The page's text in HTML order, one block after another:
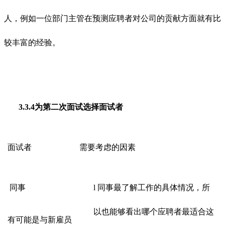
人，例如一位部门主管在预测应聘者对公司的贡献方面就有比
较丰富的经验。
3.3.4为第二次面试选择面试者
面试者 需要考虑的因素
同事
有可能是与新雇员
l 同事最了解工作的具体情况，所
以也能够看出哪个应聘者最适合这